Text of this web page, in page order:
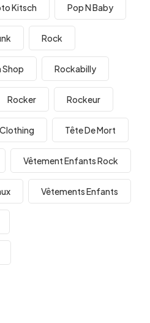
Kitsch Pop N Baby
Rock
Shop Rockabilly
Rocker Rockeur
Tête De Mort
Vêtement Enfants Rock
Vêtements Enfants